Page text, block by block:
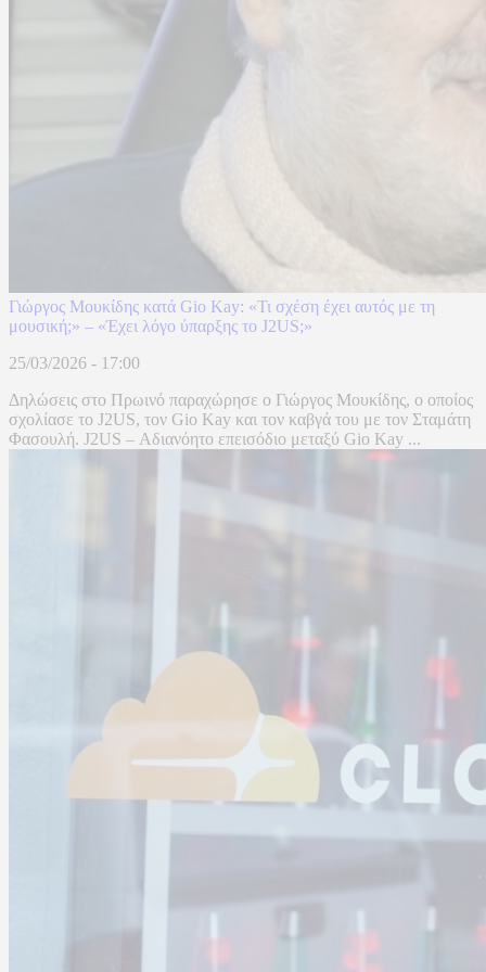
Γιώργος Μουκίδης κατά Gio Kay: «Τι σχέση έχει αυτός με τη
μουσική;» – «Έχει λόγο ύπαρξης το J2US;»
25/03/2026 - 17:00
Δηλώσεις στο Πρωινό παραχώρησε ο Γιώργος Μουκίδης, ο οποίος
σχολίασε το J2US, τον Gio Kay και τον καβγά του με τον Σταμάτη
Φασουλή. J2US – Αδιανόητο επεισόδιο μεταξύ Gio Kay ...